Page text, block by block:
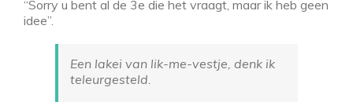
“Sorry u bent al de 3e die het vraagt, maar ik heb geen
idee”.
Een lakei van lik-me-vestje, denk ik
teleurgesteld.